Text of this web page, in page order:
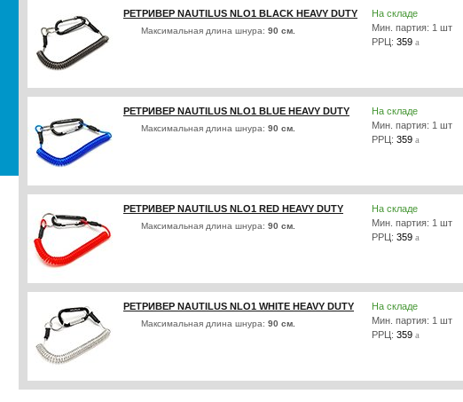
РЕТРИВЕР NAUTILUS NLO1 BLACK HEAVY DUTY
Максимальная длина шнура: 90 см.
На складе
Мин. партия: 1 шт
РРЦ: 359 a
РЕТРИВЕР NAUTILUS NLO1 BLUE HEAVY DUTY
Максимальная длина шнура: 90 см.
На складе
Мин. партия: 1 шт
РРЦ: 359 a
РЕТРИВЕР NAUTILUS NLO1 RED HEAVY DUTY
Максимальная длина шнура: 90 см.
На складе
Мин. партия: 1 шт
РРЦ: 359 a
РЕТРИВЕР NAUTILUS NLO1 WHITE HEAVY DUTY
Максимальная длина шнура: 90 см.
На складе
Мин. партия: 1 шт
РРЦ: 359 a